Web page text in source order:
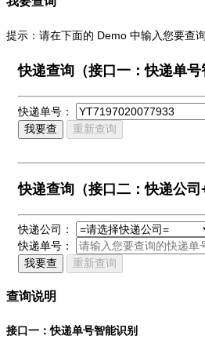
提示：请在下面的 Demo 中输入您要查
快递查询（接口一：快递单号
快递单号：
我要查
重新查询
快递查询（接口二：快递公司
快递公司：
快递单号：
我要查
重新查询
查询说明
接口一：快递单号智能识别